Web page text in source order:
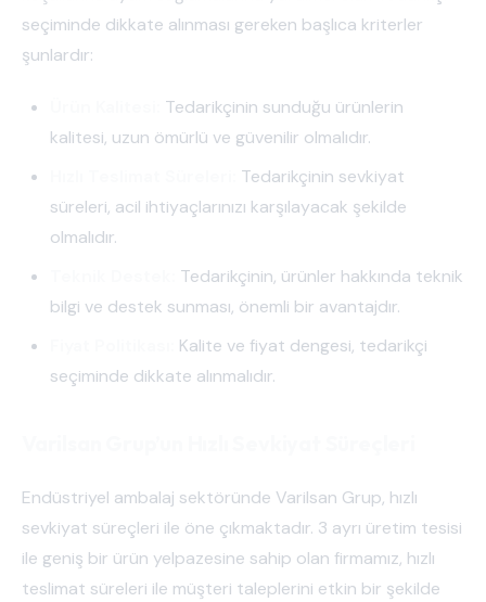
seçiminde dikkate alınması gereken başlıca kriterler
şunlardır:
Tedarikçinin sunduğu ürünlerin
kalitesi, uzun ömürlü ve güvenilir olmalıdır.
Tedarikçinin sevkiyat
süreleri, acil ihtiyaçlarınızı karşılayacak şekilde
olmalıdır.
Tedarikçinin, ürünler hakkında teknik
bilgi ve destek sunması, önemli bir avantajdır.
Kalite ve fiyat dengesi, tedarikçi
seçiminde dikkate alınmalıdır.
Endüstriyel ambalaj sektöründe Varilsan Grup, hızlı
sevkiyat süreçleri ile öne çıkmaktadır. 3 ayrı üretim tesisi
ile geniş bir ürün yelpazesine sahip olan firmamız, hızlı
teslimat süreleri ile müşteri taleplerini etkin bir şekilde